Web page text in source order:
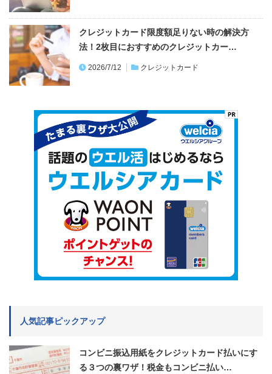
クレジットカード限度額足りない時の解決方
法！2枚目におすすめのクレジットカー…
2026/7/12 クレジットカード
人気記事ピックアップ
コンビニ振込用紙をクレジットカード払いにす
る３つの裏ワザ！税金もコンビニ払い…